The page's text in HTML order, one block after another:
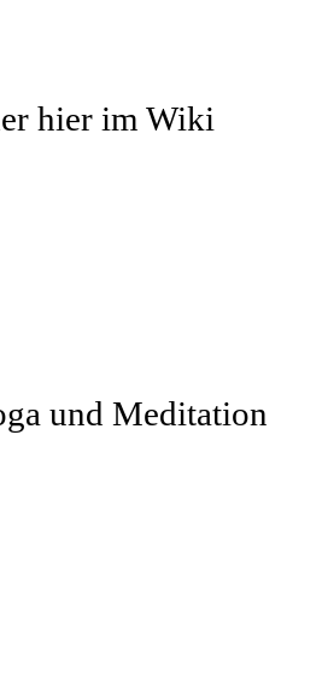
hier im Wiki
und Meditation